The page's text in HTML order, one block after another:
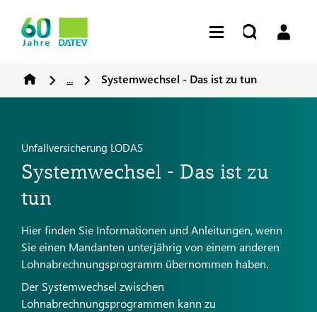
... Systemwechsel - Das ist zu tun
Unfallversicherung LODAS
Systemwechsel - Das ist zu
tun
Hier finden Sie Informationen und Anleitungen, wenn
Sie einen Mandanten unterjährig von einem anderen
Lohnabrechnungsprogramm übernommen haben.
Der Systemwechsel zwischen
Lohnabrechnungsprogrammen kann zu